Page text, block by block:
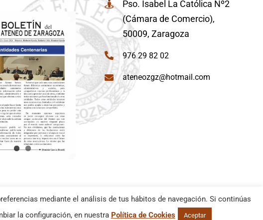
Pso. Isabel La Católica Nº2
(Cámara de Comercio),
50009, Zaragoza
976 29 82 02
ateneozgz@hotmail.com
mediante el análisis de tus hábitos de navegación. Si continúas
la configuración, en nuestra Política de Cookies Aceptar